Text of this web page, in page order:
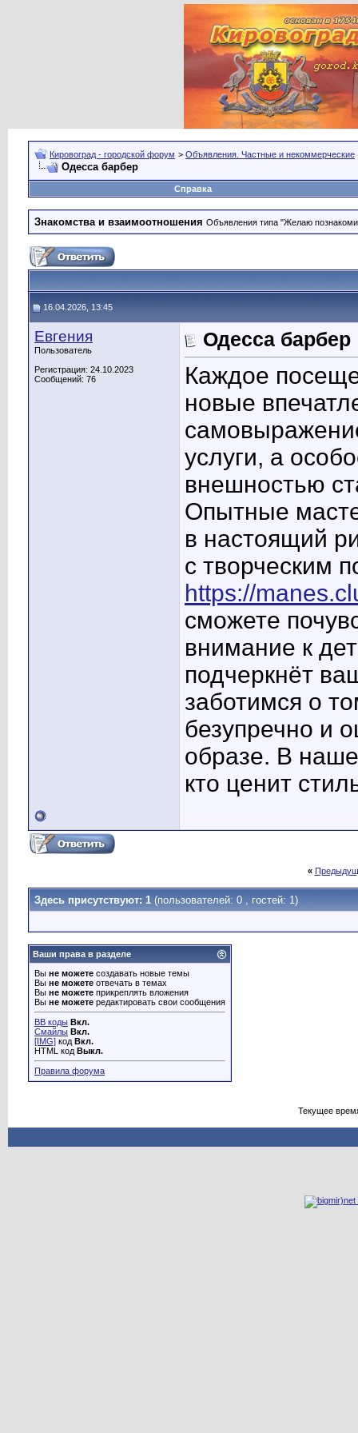
Кировоград - городской форум > Объявления. Частные и некоммерческие
Одесса барбер
Справка
Знакомства и взаимоотношения Объявления типа "Желаю
16.04.2026, 13:45
Евгения
Пользователь
Регистрация: 24.10.2023
Сообщений: 76
Одесса барбер
Каждое
новые
услуги, а
внешностью
Опытные
в настоящий
с творческим
https://
сможете
внимание к
подчеркнёт
заботимся о
безупречно и
образе. В
кто ценит
«
Здесь присутствуют: 1 (пользователей: 0 , гостей: 1)
Ваши права в разделе
Вы не можете создавать новые темы
Вы не можете отвечать в темах
Вы не можете прикреплять вложения
Вы не можете редактировать свои сообщения
BB коды Вкл.
Смайлы Вкл.
[IMG] код Вкл.
HTML код Выкл.
Правила форума
Текущее